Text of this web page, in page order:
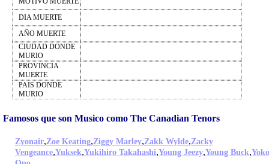
DIA MUERTE
AÑO MUERTE
CIUDAD DONDE
MURIO
PROVINCIA
MUERTE
PAIS DONDE
MURIO
Famosos que son Musico como The Canadian Tenors
Zyonair,Zoe Keating,Ziggy Marley,Zakk Wylde,Zacky
Vengeance,Yuksek,Yukihiro Takahashi,Young Jeezy,Young Buck,Yoko